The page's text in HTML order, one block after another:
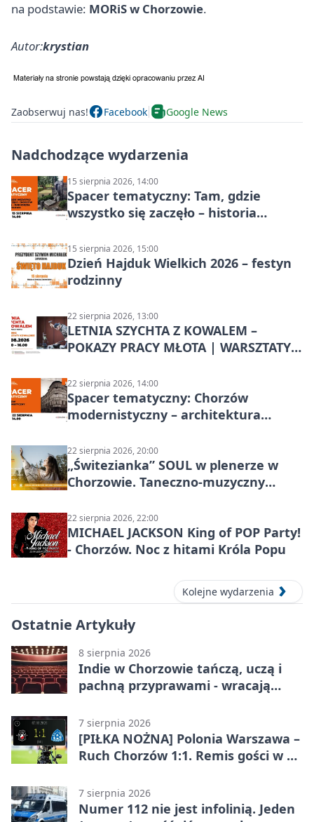
na podstawie: MORiS w Chorzowie.
Autor:krystian
Zaobserwuj nas! Facebook Google News
Nadchodzące wydarzenia
15 sierpnia 2026, 14:00
Spacer tematyczny: Tam, gdzie
wszystko się zaczęło – historia
15 sierpnia 2026, 15:00
Dzień Hajduk Wielkich 2026 – festyn
rodzinny
22 sierpnia 2026, 13:00
LETNIA SZYCHTA Z KOWALEM –
POKAZY PRACY MŁOTA | WARSZTATY
22 sierpnia 2026, 14:00
Spacer tematyczny: Chorzów
modernistyczny – architektura
22 sierpnia 2026, 20:00
„Świtezianka” SOUL w plenerze w
Chorzowie. Taneczno-muzyczny
22 sierpnia 2026, 22:00
MICHAEL JACKSON King of POP Party!
- Chorzów. Noc z hitami Króla Popu
Kolejne wydarzenia
Ostatnie Artykuły
8 sierpnia 2026
Indie w Chorzowie tańczą, uczą i
pachną przyprawami - wracają
7 sierpnia 2026
[PIŁKA NOŻNA] Polonia Warszawa –
Ruch Chorzów 1:1. Remis gości w 3.
7 sierpnia 2026
Numer 112 nie jest infolinią. Jeden